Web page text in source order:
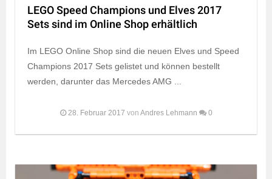
LEGO Speed Champions und Elves 2017
Sets sind im Online Shop erhältlich
Im LEGO Online Shop sind die neuen Elves und Speed
Champions 2017 Sets gelistet und können bestellt
werden, darunter das Mercedes AMG ...
28. Februar 2017 von Andres Lehmann 0